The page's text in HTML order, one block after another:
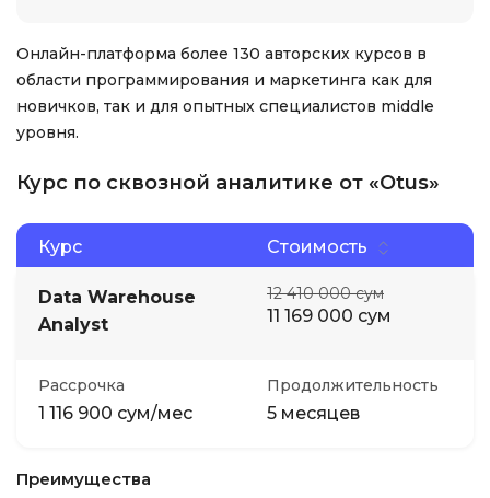
Онлайн-платформа более 130 авторских курсов в
области программирования и маркетинга как для
новичков, так и для опытных специалистов middle
уровня.
Курс по сквозной аналитике от «Otus»
Курс Стоимость
Data Warehouse
Analyst
12 410 000 сум
11 169 000 сум
Рассрочка
1 116 900 сум/мес
Продолжительность
5 месяцев
Преимущества